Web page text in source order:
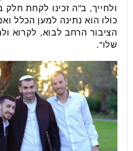
ולחייך, ב"ה זכינו לקחת חלק
כולו הוא נתינה למען הכלל
הציבור הרחב לבוא, לקרוא
שלו".